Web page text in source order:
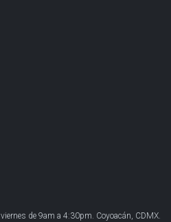
viernes de 9am a 4:30pm. Coyoacán, CDMX.